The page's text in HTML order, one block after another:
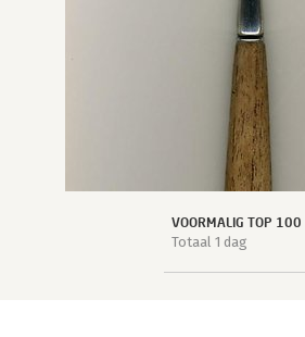
VOORMALIG TOP 100
Totaal 1 dag